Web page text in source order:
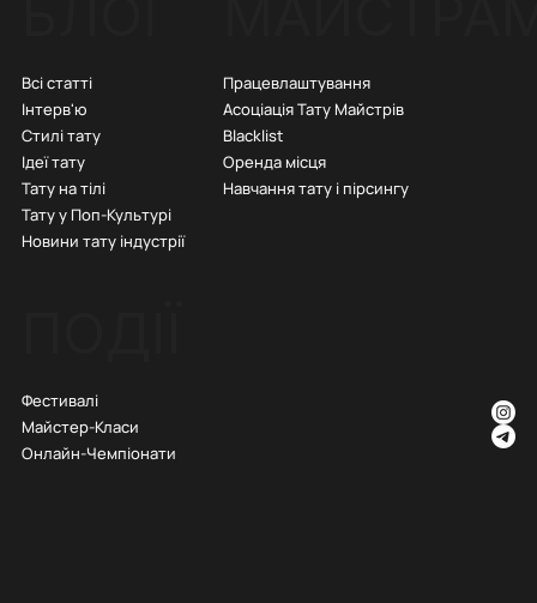
Всі статті
Інтерв'ю
Стилі тату
Ідеї тату
Тату на тілі
Тату у Поп-Культурі
Новини тату індустрії
Працевлаштування
Асоціація Тату Майстрів
Blacklist
Оренда місця
Навчання тату і пірсингу
Фестивалі
Майстер-Класи
Онлайн-Чемпіонати